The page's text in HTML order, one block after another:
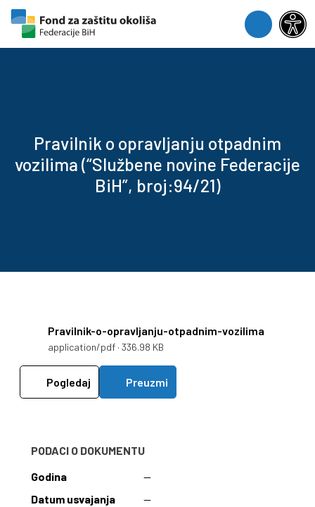
Skip to content
Skip to footer
Menu
Pravilnik o opravljanju otpadnim
vozilima (“Službene novine Federacije
BiH”, broj:94/21)
Pravilnik-o-opravljanju-otpadnim-vozilima
application/pdf · 336.98 KB
Pogledaj Preuzmi
PODACI O DOKUMENTU
Godina
—
Datum usvajanja
—